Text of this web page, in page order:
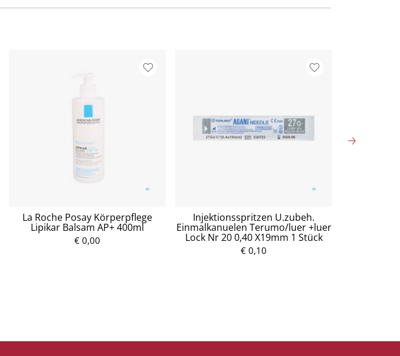
La Roche Posay Körperpflege
Lipikar Balsam AP+ 400ml
€ 0,00
Injektionsspritzen U.zubeh.
Einmalkanuelen Terumo/luer +luer
Lock Nr 20 0,40 X19mm 1 Stück
€ 0,10
P
P